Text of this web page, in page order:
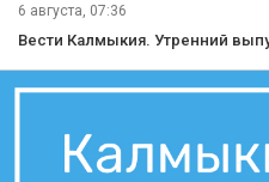
6 августа, 07:36
Вести Калмыкия. Утренний